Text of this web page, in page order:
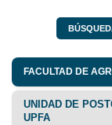
FACULTAD DE
UNIDAD DE
UPFA